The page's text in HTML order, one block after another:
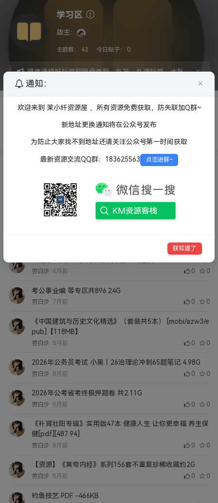
学习区
版主：
主题数： 43 今日贴子： 0
必须按顺序选择好标签和网盘类型，乱发，乱选标签，水贴违者将拉
×
网盘类型： 全部 123云盘 夸克网盘 百度网盘
阿里
迅雷网盘
UC网盘
阿嘟白泽最新儿童科学启蒙课MP4/19.5G
知乎盐选付费文章合集【2888部28.9GB】
劳白沙 4月前
劳白沙 6月前 0 0
考公事业编 等专区共896.24G
劳白沙 7月前 0 0
《中国建筑与历史文化精选》（套装共5本） [mobi/azw3/e
pub]【118MB】
劳白沙 8月前 0 0
2026年公务员考试 小黑丨26治理论冲刺65题笔记 4.98G
劳白沙 8月前 0 0
2026年公考省考终极押题卷 共2.11G
劳白沙 8月前 0 0
《补肾壮阳专辑》实用版47本 健康人生 让你更幸福 养生保
健[pdf][487.94]
劳白沙 8月前 0 0
【资源】《黄帝内经》系列156套不重复珍稀收藏约2G
劳白沙 8月前 0 0
钓鱼技艺 PDF -466KB
通知： ×
欢迎来到 茉小纤资源屋 ，所有资源免费获取，防失联加Q群~
新地址更换通知将在公众号发布
为防止大家找不到地址还请关注公众号第一时间获取
最新资源交流QQ群：183625563 点击进群~
朕知道了